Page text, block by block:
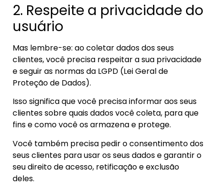
2. Respeite a privacidade do
usuário
Mas lembre-se: ao coletar dados dos seus
clientes, você precisa respeitar a sua privacidade
e seguir as normas da LGPD (Lei Geral de
Proteção de Dados).
Isso significa que você precisa informar aos seus
clientes sobre quais dados você coleta, para que
fins e como você os armazena e protege.
Você também precisa pedir o consentimento dos
seus clientes para usar os seus dados e garantir o
seu direito de acesso, retificação e exclusão
deles.